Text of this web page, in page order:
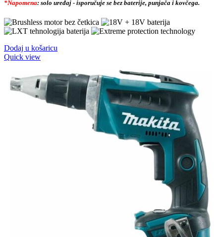
*Napomena: solo uređaj - isporučuje se bez baterije, punjača i kovčega.
Dodaj u košaricu
Quick view